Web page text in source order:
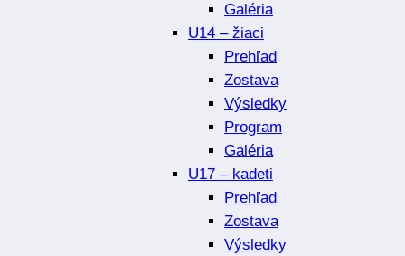
Galéria
U14 – žiaci
Prehľad
Zostava
Výsledky
Program
Galéria
U17 – kadeti
Prehľad
Zostava
Výsledky